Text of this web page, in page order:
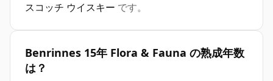
スコッチ ウイスキー です。
Benrinnes 15年 Flora & Fauna の熟成年数
は？